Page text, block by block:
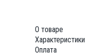
О товаре
Характеристики
Оплата